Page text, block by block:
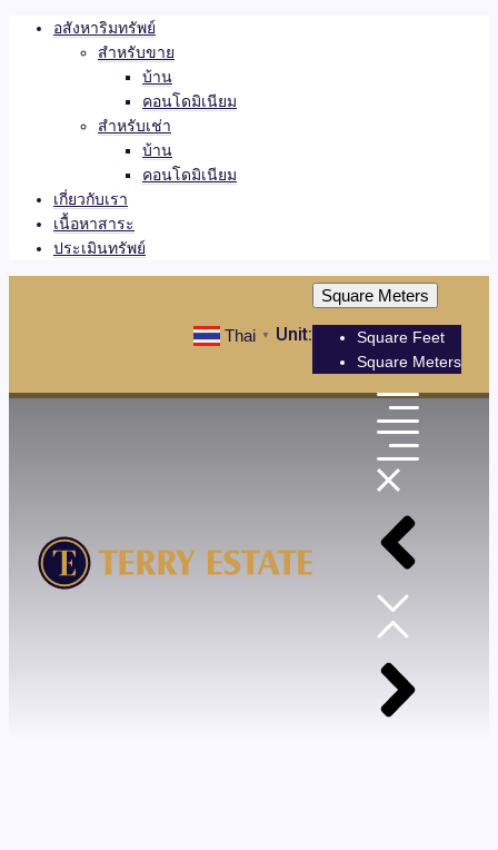
อสังหาริมทรัพย์
สำหรับขาย
บ้าน
คอนโดมิเนียม
สำหรับเช่า
บ้าน
คอนโดมิเนียม
เกี่ยวกับเรา
เนื้อหาสาระ
ประเมินทรัพย์
Thai ▼ Unit:
Square Meters
Square Feet
Square Meters